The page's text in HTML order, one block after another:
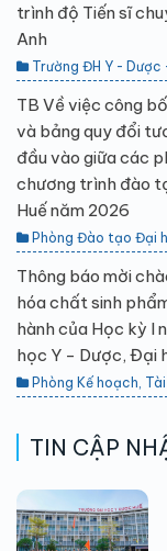
trình độ Tiến sĩ
Anh
Trường ĐH Y - Dược
TB Về việc công
và bảng quy đổi
đầu vào giữa các
chương trình đào
Huế năm 2026
Phòng Đào tạo Đại
Thông báo mời
hóa chất sinh
hành của Học kỳ I
học Y - Dược, Đại
Phòng Kế hoạch,
TIN CẬP